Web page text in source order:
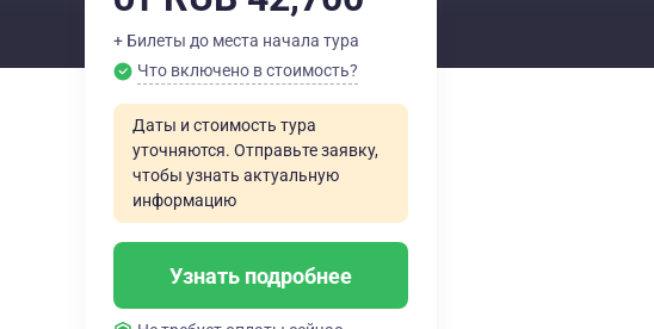
+ Билеты до места начала тура
Что включено в стоимость?
Даты и стоимость тура
уточняются. Отправьте заявку,
чтобы узнать актуальную
информацию
Узнать подробнее